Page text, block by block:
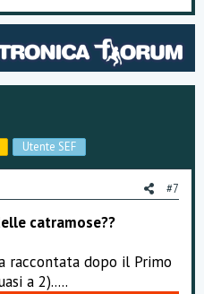
Utente SEF
#7
catramose??
raccontata dopo il Primo
a 2).....